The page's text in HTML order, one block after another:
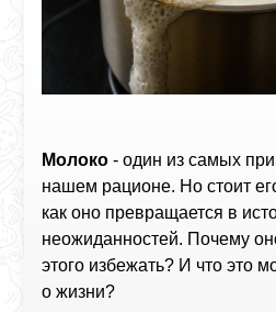
Молоко - один из самых
нашем рационе. Но стоит
как оно превращается в
неожиданностей. Почему
этого избежать? И что это
о жизни?